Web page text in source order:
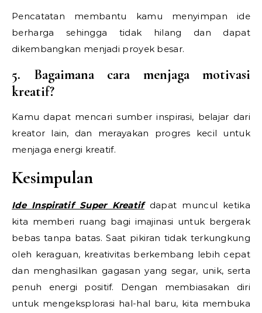
Pencatatan membantu kamu menyimpan ide
berharga sehingga tidak hilang dan dapat
dikembangkan menjadi proyek besar.
5. Bagaimana cara menjaga motivasi
kreatif?
Kamu dapat mencari sumber inspirasi, belajar dari
kreator lain, dan merayakan progres kecil untuk
menjaga energi kreatif.
Kesimpulan
Ide Inspiratif Super Kreatifdapat muncul ketika
kita memberi ruang bagi imajinasi untuk bergerak
bebas tanpa batas. Saat pikiran tidak terkungkung
oleh keraguan, kreativitas berkembang lebih cepat
dan menghasilkan gagasan yang segar, unik, serta
penuh energi positif. Dengan membiasakan diri
untuk mengeksplorasi hal-hal baru, kita membuka